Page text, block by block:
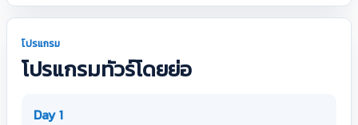
โปรแกรม
โปรแกรมทัวร์โดยย่อ
Day 1